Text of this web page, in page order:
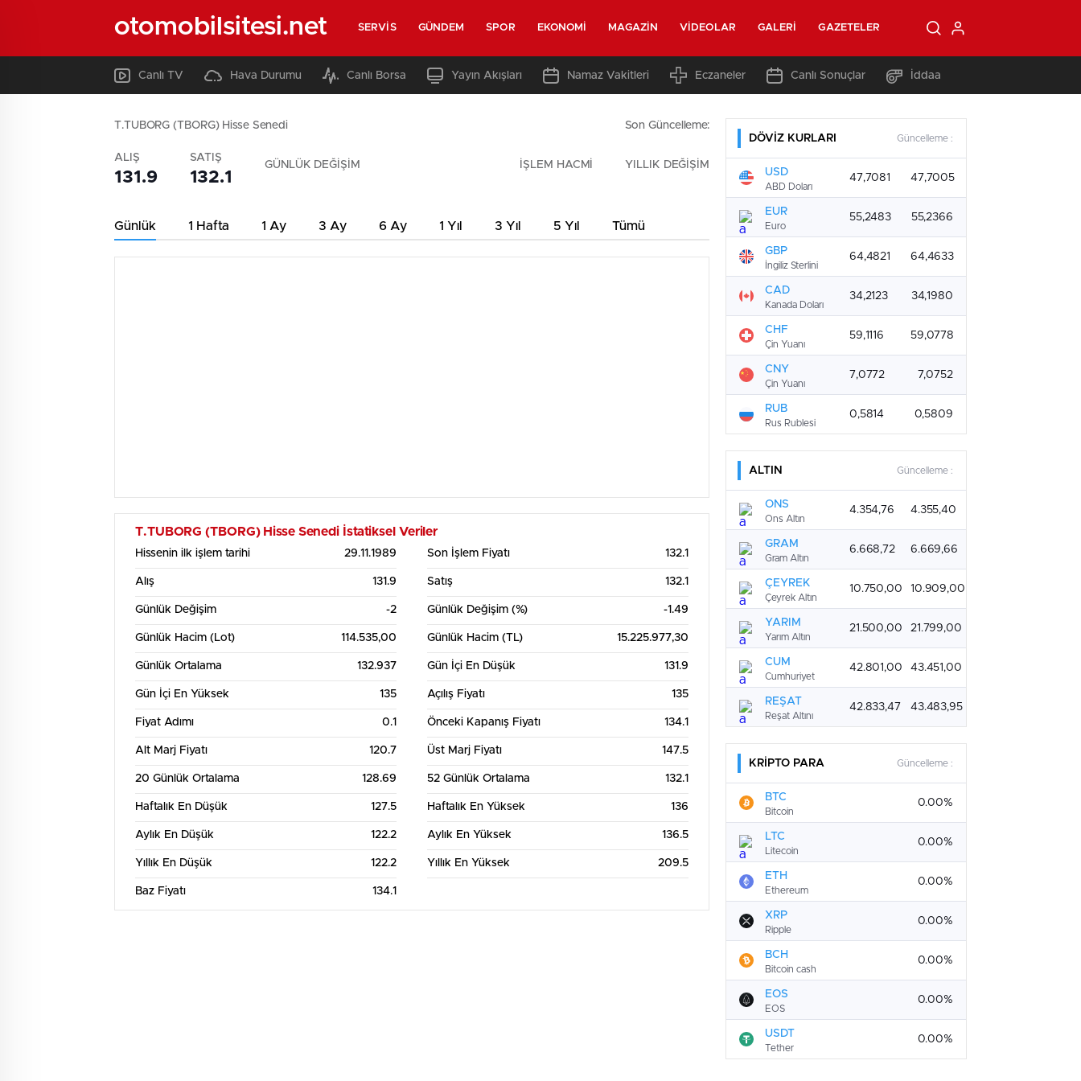
otomobilsitesi.net SERVIS GÜNDEM SPOR EKONOMI MAGAZIN VIDEOLAR GALERI GAZETELER
Canlı TV Hava Durumu Canlı Borsa Yayın Akışları Namaz Vakitleri Eczaneler Canlı Sonuçlar İddaa
T.TUBORG (TBORG) Hisse Senedi Son Güncelleme:
ALIŞ
131.9
SATIŞ
132.1
GÜNLÜK DEĞİŞİM İŞLEM HACMİ YILLIK DEĞİŞİM
Günlük 1 Hafta 1 Ay 3 Ay 6 Ay 1 Yıl 3 Yıl 5 Yıl Tümü
T.TUBORG (TBORG) Hisse Senedi İstatiksel Veriler
Hissenin ilk işlem tarihi 29.11.1989 Son İşlem Fiyatı 132.1
Alış 131.9 Satış 132.1
Günlük Değişim -2 Günlük Değişim (%) -1.49
Günlük Hacim (Lot) 114.535,00 Günlük Hacim (TL) 15.225.977,30
Günlük Ortalama 132.937 Gün İçi En Düşük 131.9
Gün İçi En Yüksek 135 Açılış Fiyatı 135
Fiyat Adımı 0.1 Önceki Kapanış Fiyatı 134.1
Alt Marj Fiyatı 120.7 Üst Marj Fiyatı 147.5
20 Günlük Ortalama 128.69 52 Günlük Ortalama 132.1
Haftalık En Düşük 127.5 Haftalık En Yüksek 136
Aylık En Düşük 122.2 Aylık En Yüksek 136.5
Yıllık En Düşük 122.2 Yıllık En Yüksek 209.5
Baz Fiyatı 134.1
DÖVİZ KURLARI Güncelleme :
USD
ABD Doları
47,7081 47,7005
EUR
Euro
55,2483 55,2366
GBP
İngiliz Sterlini
64,4821 64,4633
CAD
Kanada Doları
34,2123 34,1980
CHF
Çin Yuanı
59,1116 59,0778
CNY
Çin Yuanı
7,0772 7,0752
RUB
Rus Rublesi
0,5814 0,5809
ALTIN Güncelleme :
ONS
Ons Altın
4.354,76 4.355,40
GRAM
Gram Altın
6.668,72 6.669,66
ÇEYREK
Çeyrek Altın
10.750,00 10.909,00
YARIM
Yarım Altın
21.500,00 21.799,00
CUM
Cumhuriyet
42.801,00 43.451,00
REŞAT
Reşat Altını
42.833,47 43.483,95
KRİPTO PARA Güncelleme :
BTC
Bitcoin
0.00%
LTC
Litecoin
0.00%
ETH
Ethereum
0.00%
XRP
Ripple
0.00%
BCH
Bitcoin cash
0.00%
EOS
EOS
0.00%
USDT
Tether
0.00%